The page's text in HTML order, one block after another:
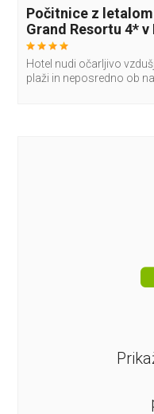
Počitnice z
Grand Resortu 4*
Hotel nudi očarljivo
plaži in neposredno ob